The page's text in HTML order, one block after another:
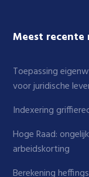
Meest recente
Toepassing
voor juridische
Indexering
Hoge Raad:
arbeidskorting
Berekening